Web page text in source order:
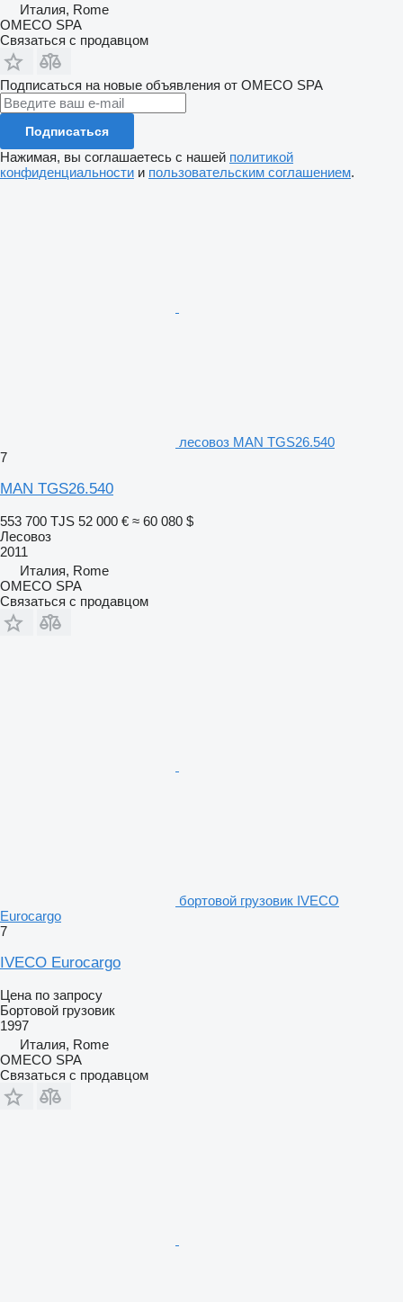
Италия, Rome
OMECO SPA
Связаться с продавцом
Подписаться на новые объявления от OMECO SPA
Подписаться
Нажимая, вы соглашаетесь с нашей политикой
конфиденциальности и пользовательским соглашением.
лесовоз MAN TGS26.540
7
MAN TGS26.540
553 700 TJS 52 000 € ≈ 60 080 $
Лесовоз
2011
Италия, Rome
OMECO SPA
Связаться с продавцом
бортовой грузовик IVECO
Eurocargo
7
IVECO Eurocargo
Цена по запросу
Бортовой грузовик
1997
Италия, Rome
OMECO SPA
Связаться с продавцом